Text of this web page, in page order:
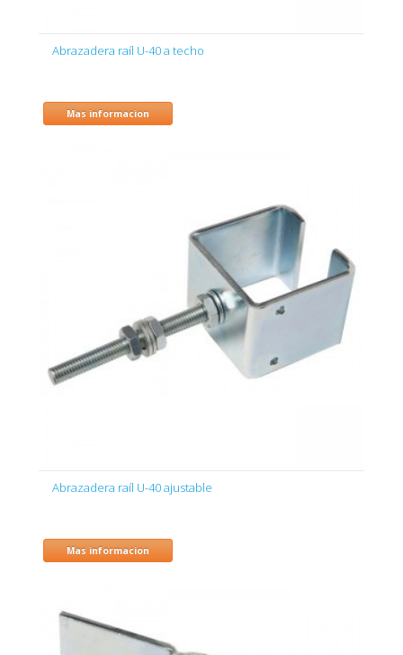
Abrazadera raíl U-40 a techo
Mas informacion
Abrazadera raíl U-40 ajustable
Mas informacion